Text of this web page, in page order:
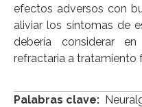
efectos adversos con
aliviar los síntomas de
debería considerar
refractaria a tratamiento
Palabras clave: